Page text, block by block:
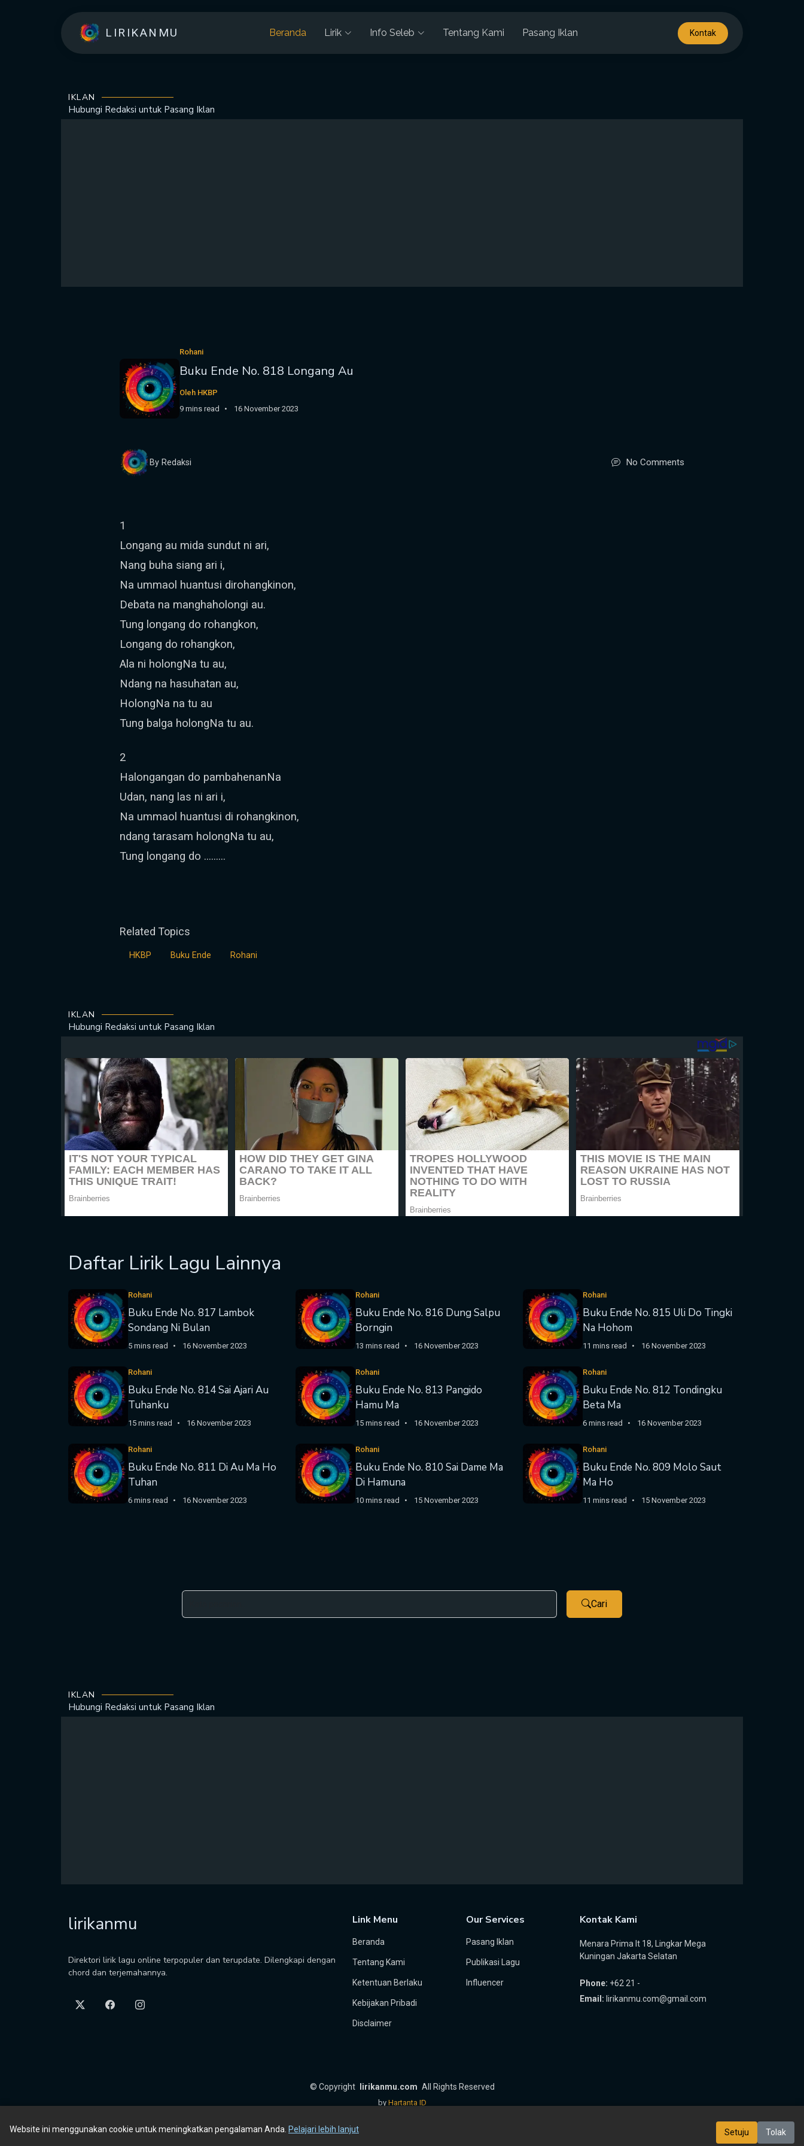
LIRIKANMU Beranda Lirik Info Seleb Tentang Kami Pasang Iklan Kontak
IKLAN
Hubungi Redaksi untuk Pasang Iklan
Rohani
Buku Ende No. 818 Longang Au
Oleh HKBP
9 mins read
16 November 2023
By Redaksi No Comments
1
Longang au mida sundut ni ari,
Nang buha siang ari i,
Na ummaol huantusi dirohangkinon,
Debata na manghaholongi au.
Tung longang do rohangkon,
Longang do rohangkon,
Ala ni holongNa tu au,
Ndang na hasuhatan au,
HolongNa na tu au
Tung balga holongNa tu au.
2
Halongangan do pambahenanNa
Udan, nang las ni ari i,
Na ummaol huantusi di rohangkinon,
ndang tarasam holongNa tu au,
Tung longang do ………
Related Topics
HKBP Buku Ende Rohani
IKLAN
Hubungi Redaksi untuk Pasang Iklan
Daftar Lirik Lagu Lainnya
Rohani
Buku Ende No. 817 Lambok
Sondang Ni Bulan
5 mins read 16 November 2023
Rohani
Buku Ende No. 816 Dung Salpu
Borngin
13 mins read 16 November 2023
Rohani
Buku Ende No. 815 Uli Do Tingki
Na Hohom
11 mins read 16 November 2023
Rohani
Buku Ende No. 814 Sai Ajari Au
Tuhanku
15 mins read 16 November 2023
Rohani
Buku Ende No. 813 Pangido
Hamu Ma
15 mins read 16 November 2023
Rohani
Buku Ende No. 812 Tondingku
Beta Ma
6 mins read 16 November 2023
Rohani
Buku Ende No. 811 Di Au Ma Ho
Tuhan
6 mins read 16 November 2023
Rohani
Buku Ende No. 810 Sai Dame Ma
Di Hamuna
10 mins read 15 November 2023
Rohani
Buku Ende No. 809 Molo Saut
Ma Ho
11 mins read 15 November 2023
Cari
IKLAN
Hubungi Redaksi untuk Pasang Iklan
lirikanmu
Direktori lirik lagu online terpopuler dan terupdate. Dilengkapi dengan
chord dan terjemahannya.
Link Menu
Beranda
Tentang Kami
Ketentuan Berlaku
Kebijakan Pribadi
Disclaimer
Our Services
Pasang Iklan
Publikasi Lagu
Influencer
Kontak Kami
Menara Prima lt 18, Lingkar Mega
Kuningan Jakarta Selatan
Phone: +62 21 -
Email: lirikanmu.com@gmail.com
© Copyright lirikanmu.com All Rights Reserved
by Hartanta ID
Website ini menggunakan cookie untuk meningkatkan pengalaman Anda. Pelajari lebih lanjut Setuju Tolak